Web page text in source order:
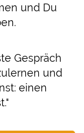
und Du
Gespräch
und
einen